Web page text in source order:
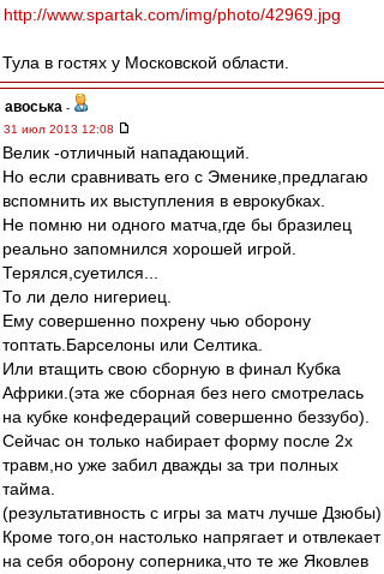
http://www.spartak.com/img/photo/42969.jpg
Тула в гостях у Московской области.
авоська -
31 июл 2013 12:08
Велик -отличный нападающий.
Но если сравнивать его с Эменике,предлагаю
вспомнить их выступления в еврокубках.
Не помню ни одного матча,где бы бразилец
реально запомнился хорошей игрой.
Терялся,суетился...
То ли дело нигериец.
Ему совершенно похрену чью оборону
топтать.Барселоны или Селтика.
Или втащить свою сборную в финал Кубка
Африки.(эта же сборная без него смотрелась
на кубке конфедераций совершенно беззубо).
Сейчас он только набирает форму после 2х
травм,но уже забил дважды за три полных
тайма.
(результативность с игры за матч лучше Дзюбы)
Кроме того,он настолько напрягает и отвлекает
на себя оборону соперника,что те же Яковлев